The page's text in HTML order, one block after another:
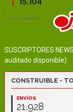
SUSCRIPTORES
auditado disponible):